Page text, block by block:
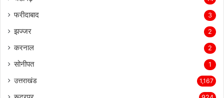
फरीदाबाद 3
झज्जर 2
करनाल 2
सोनीपत 1
उत्तराखंड 1,167